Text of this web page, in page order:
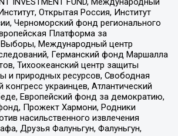
Открытая Россия, Институт
Черноморский фонд регионального
Платформа за
Международный центр
Германский фонд Маршалла
Тихоокеанский центр защиты
и природных ресурсов, Свободная
украинцев, Атлантический
Европейский фонд за демократию,
Прожект Хармони, Родники
насильственного извлечения
Друзья Фалуньгун, Фалуньгун,